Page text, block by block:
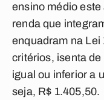
ensino médio
renda que
enquadram na Lei
critérios, isenta
igual ou inferior a
seja, R$ 1.405,50.